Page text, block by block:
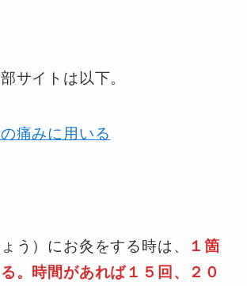
サイトは以下。
痛みに用いる
う）にお灸をする時は、
１箇
。時間があれば１５回、２０